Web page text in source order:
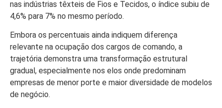
nas indústrias têxteis de Fios e Tecidos, o índice subiu de
4,6% para 7% no mesmo período.
Embora os percentuais ainda indiquem diferença
relevante na ocupação dos cargos de comando, a
trajetória demonstra uma transformação estrutural
gradual, especialmente nos elos onde predominam
empresas de menor porte e maior diversidade de modelos
de negócio.